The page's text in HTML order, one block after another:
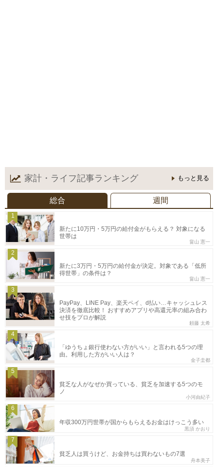
家計・ライフ記事ランキング もっと見る
総合 週間
1
新たに10万円・5万円の給付金がもらえる？ 対象になる
世帯は
畠山 憲一
2
新たに3万円・5万円の給付金が決定。対象である「低所
得世帯」の条件は？
畠山 憲一
3
PayPay、LINE Pay、楽天ペイ、d払い…キャッシュレス
決済を徹底比較！ おすすめアプリや高還元率の組み合わ
せ技をプロが解説
頼藤 太希
4
「ゆうちょ銀行使わない方がいい」と言われる5つの理
由。利用した方がいい人は？
金子圭都
5
貧乏な人がなぜか買っている、貧乏を加速する5つのモ
ノ
小河由紀子
6
年収300万円世帯が国からもらえるお金はけっこう多い
黒須 かおり
7
貧乏人は買うけど、お金持ちは買わないもの7選
舟本美子